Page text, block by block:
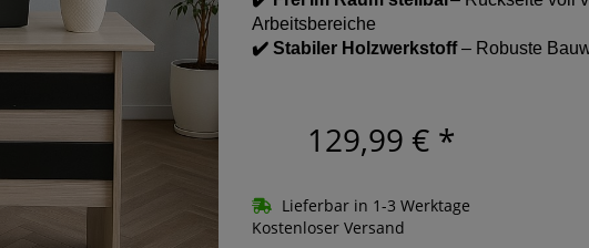
Arbeitsbereiche
✔️ Stabiler Holzwerkstoff– Robuste
129,99 € *
Lieferbar in 1-3 Werktage
Kostenloser Versand